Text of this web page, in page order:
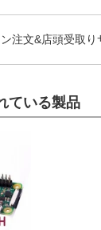
注文&店頭受取り
ている製品